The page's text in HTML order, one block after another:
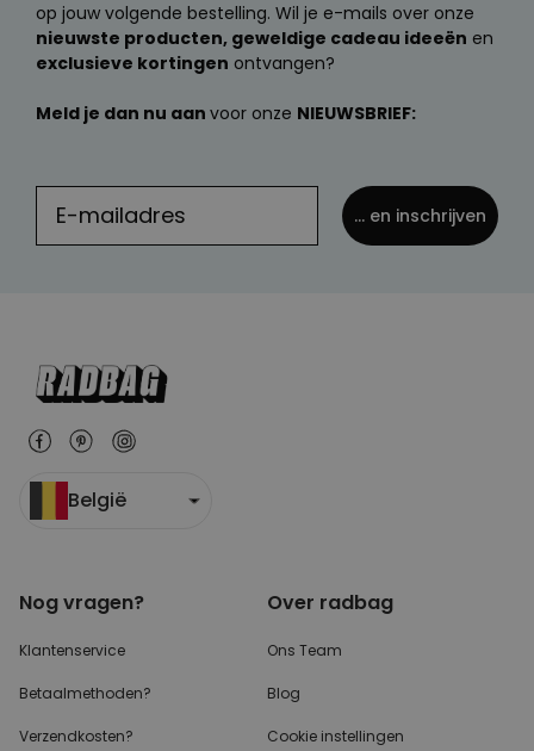
op jouw volgende bestelling. Wil je e-mails over onze
nieuwste producten, geweldige cadeau ideeën en
exclusieve kortingen ontvangen?
Meld je dan nu aan voor onze NIEUWSBRIEF:
... en inschrijven
België
Nog vragen?
Klantenservice
Betaalmethoden?
Verzendkosten?
Over radbag
Ons Team
Blog
Cookie instellingen